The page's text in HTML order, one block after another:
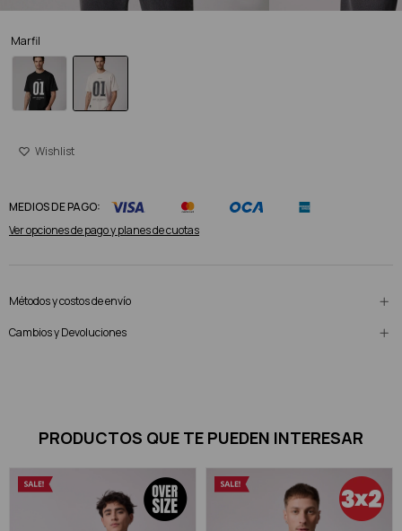
Marfil
MEDIOS DE PAGO:
Ver opciones de pago y planes de cuotas
Métodos y costos de envío
Cambios y Devoluciones
PRODUCTOS QUE TE PUEDEN INTERESAR